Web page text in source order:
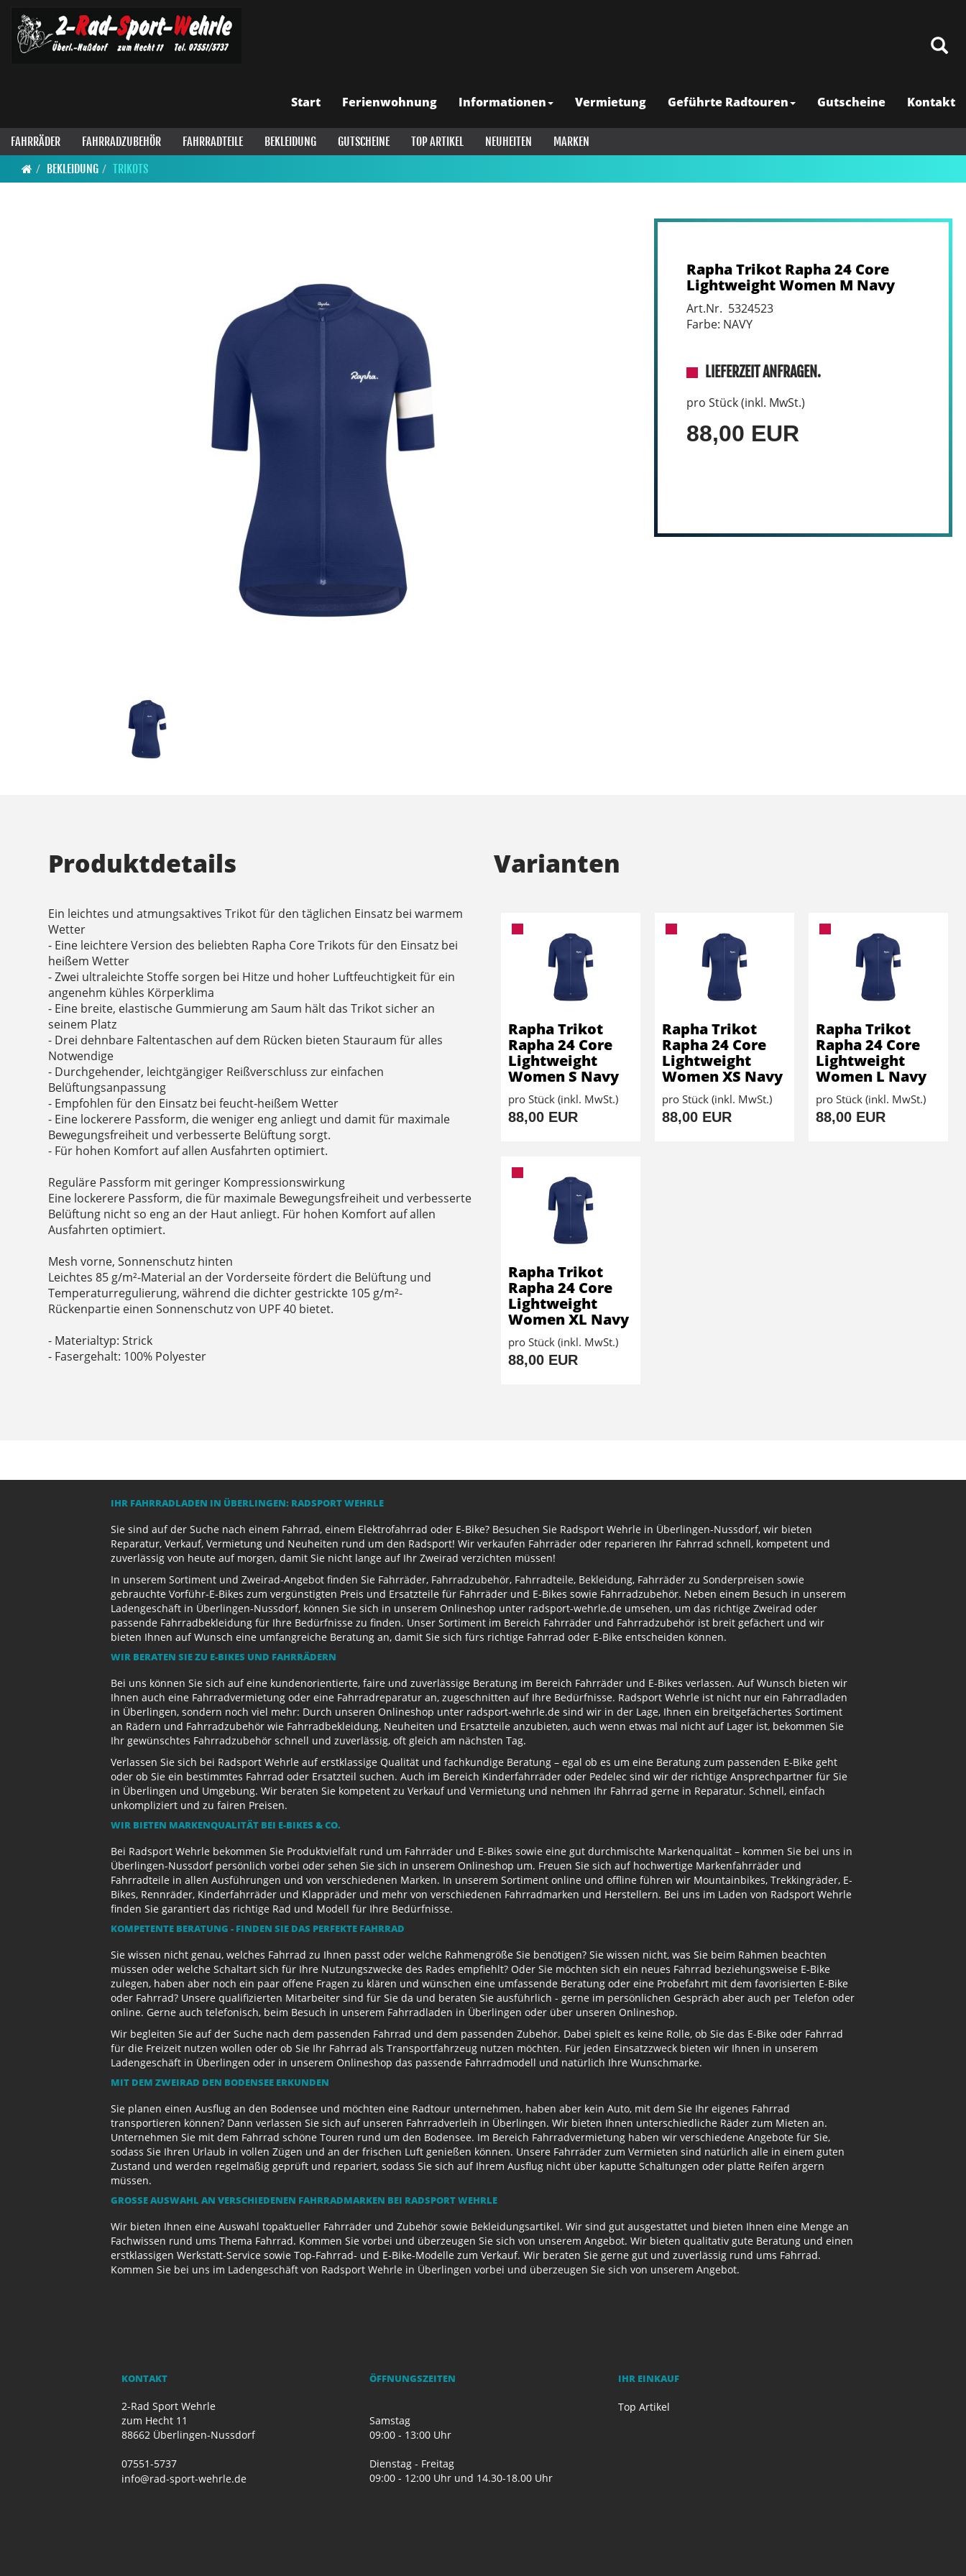
Start Ferienwohnung Informationen Vermietung Geführte Radtouren Gutscheine Kontakt
FAHRRÄDER FAHRRADZUBEHÖR FAHRRADTEILE BEKLEIDUNG GUTSCHEINE TOP ARTIKEL NEUHEITEN
MARKEN
BEKLEIDUNG
TRIKOTS
Rapha Trikot Rapha 24 Core
Lightweight Women M Navy
Art.Nr. 5324523
Farbe: NAVY
LIEFERZEIT ANFRAGEN.
pro Stück (inkl. MwSt.)
88,00 EUR
Produktdetails
Ein leichtes und atmungsaktives Trikot für den täglichen Einsatz bei warmem
Wetter
- Eine leichtere Version des beliebten Rapha Core Trikots für den Einsatz bei
heißem Wetter
- Zwei ultraleichte Stoffe sorgen bei Hitze und hoher Luftfeuchtigkeit für ein
angenehm kühles Körperklima
- Eine breite, elastische Gummierung am Saum hält das Trikot sicher an
seinem Platz
- Drei dehnbare Faltentaschen auf dem Rücken bieten Stauraum für alles
Notwendige
- Durchgehender, leichtgängiger Reißverschluss zur einfachen
Belüftungsanpassung
- Empfohlen für den Einsatz bei feucht-heißem Wetter
- Eine lockerere Passform, die weniger eng anliegt und damit für maximale
Bewegungsfreiheit und verbesserte Belüftung sorgt.
- Für hohen Komfort auf allen Ausfahrten optimiert.
Reguläre Passform mit geringer Kompressionswirkung
Eine lockerere Passform, die für maximale Bewegungsfreiheit und verbesserte
Belüftung nicht so eng an der Haut anliegt. Für hohen Komfort auf allen
Ausfahrten optimiert.
Mesh vorne, Sonnenschutz hinten
Leichtes 85 g/m²-Material an der Vorderseite fördert die Belüftung und
Temperaturregulierung, während die dichter gestrickte 105 g/m²-
Rückenpartie einen Sonnenschutz von UPF 40 bietet.
- Materialtyp: Strick
- Fasergehalt: 100% Polyester
Varianten
Rapha Trikot
Rapha 24 Core
Lightweight
Women S Navy
pro Stück (inkl. MwSt.)
88,00 EUR
Rapha Trikot
Rapha 24 Core
Lightweight
Women XS Navy
pro Stück (inkl. MwSt.)
88,00 EUR
Rapha Trikot
Rapha 24 Core
Lightweight
Women L Navy
pro Stück (inkl. MwSt.)
88,00 EUR
Rapha Trikot
Rapha 24 Core
Lightweight
Women XL Navy
pro Stück (inkl. MwSt.)
88,00 EUR
IHR FAHRRADLADEN IN ÜBERLINGEN: RADSPORT WEHRLE
Sie sind auf der Suche nach einem Fahrrad, einem Elektrofahrrad oder E-Bike? Besuchen Sie Radsport Wehrle in Überlingen-Nussdorf, wir bieten
Reparatur, Verkauf, Vermietung und Neuheiten rund um den Radsport! Wir verkaufen Fahrräder oder reparieren Ihr Fahrrad schnell, kompetent und
zuverlässig von heute auf morgen, damit Sie nicht lange auf Ihr Zweirad verzichten müssen!
In unserem Sortiment und Zweirad-Angebot finden Sie Fahrräder, Fahrradzubehör, Fahrradteile, Bekleidung, Fahrräder zu Sonderpreisen sowie
gebrauchte Vorführ-E-Bikes zum vergünstigten Preis und Ersatzteile für Fahrräder und E-Bikes sowie Fahrradzubehör. Neben einem Besuch in unserem
Ladengeschäft in Überlingen-Nussdorf, können Sie sich in unserem Onlineshop unter radsport-wehrle.de umsehen, um das richtige Zweirad oder
passende Fahrradbekleidung für Ihre Bedürfnisse zu finden. Unser Sortiment im Bereich Fahrräder und Fahrradzubehör ist breit gefächert und wir
bieten Ihnen auf Wunsch eine umfangreiche Beratung an, damit Sie sich fürs richtige Fahrrad oder E-Bike entscheiden können.
WIR BERATEN SIE ZU E-BIKES UND FAHRRÄDERN
Bei uns können Sie sich auf eine kundenorientierte, faire und zuverlässige Beratung im Bereich Fahrräder und E-Bikes verlassen. Auf Wunsch bieten wir
Ihnen auch eine Fahrradvermietung oder eine Fahrradreparatur an, zugeschnitten auf Ihre Bedürfnisse. Radsport Wehrle ist nicht nur ein Fahrradladen
in Überlingen, sondern noch viel mehr: Durch unseren Onlineshop unter radsport-wehrle.de sind wir in der Lage, Ihnen ein breitgefächertes Sortiment
an Rädern und Fahrradzubehör wie Fahrradbekleidung, Neuheiten und Ersatzteile anzubieten, auch wenn etwas mal nicht auf Lager ist, bekommen Sie
Ihr gewünschtes Fahrradzubehör schnell und zuverlässig, oft gleich am nächsten Tag.
Verlassen Sie sich bei Radsport Wehrle auf erstklassige Qualität und fachkundige Beratung – egal ob es um eine Beratung zum passenden E-Bike geht
oder ob Sie ein bestimmtes Fahrrad oder Ersatzteil suchen. Auch im Bereich Kinderfahrräder oder Pedelec sind wir der richtige Ansprechpartner für Sie
in Überlingen und Umgebung. Wir beraten Sie kompetent zu Verkauf und Vermietung und nehmen Ihr Fahrrad gerne in Reparatur. Schnell, einfach
unkompliziert und zu fairen Preisen.
WIR BIETEN MARKENQUALITÄT BEI E-BIKES & CO.
Bei Radsport Wehrle bekommen Sie Produktvielfalt rund um Fahrräder und E-Bikes sowie eine gut durchmischte Markenqualität – kommen Sie bei uns in
Überlingen-Nussdorf persönlich vorbei oder sehen Sie sich in unserem Onlineshop um. Freuen Sie sich auf hochwertige Markenfahrräder und
Fahrradteile in allen Ausführungen und von verschiedenen Marken. In unserem Sortiment online und offline führen wir Mountainbikes, Trekkingräder, E-
Bikes, Rennräder, Kinderfahrräder und Klappräder und mehr von verschiedenen Fahrradmarken und Herstellern. Bei uns im Laden von Radsport Wehrle
finden Sie garantiert das richtige Rad und Modell für Ihre Bedürfnisse.
KOMPETENTE BERATUNG - FINDEN SIE DAS PERFEKTE FAHRRAD
Sie wissen nicht genau, welches Fahrrad zu Ihnen passt oder welche Rahmengröße Sie benötigen? Sie wissen nicht, was Sie beim Rahmen beachten
müssen oder welche Schaltart sich für Ihre Nutzungszwecke des Rades empfiehlt? Oder Sie möchten sich ein neues Fahrrad beziehungsweise E-Bike
zulegen, haben aber noch ein paar offene Fragen zu klären und wünschen eine umfassende Beratung oder eine Probefahrt mit dem favorisierten E-Bike
oder Fahrrad? Unsere qualifizierten Mitarbeiter sind für Sie da und beraten Sie ausführlich - gerne im persönlichen Gespräch aber auch per Telefon oder
online. Gerne auch telefonisch, beim Besuch in unserem Fahrradladen in Überlingen oder über unseren Onlineshop.
Wir begleiten Sie auf der Suche nach dem passenden Fahrrad und dem passenden Zubehör. Dabei spielt es keine Rolle, ob Sie das E-Bike oder Fahrrad
für die Freizeit nutzen wollen oder ob Sie Ihr Fahrrad als Transportfahrzeug nutzen möchten. Für jeden Einsatzzweck bieten wir Ihnen in unserem
Ladengeschäft in Überlingen oder in unserem Onlineshop das passende Fahrradmodell und natürlich Ihre Wunschmarke.
MIT DEM ZWEIRAD DEN BODENSEE ERKUNDEN
Sie planen einen Ausflug an den Bodensee und möchten eine Radtour unternehmen, haben aber kein Auto, mit dem Sie Ihr eigenes Fahrrad
transportieren können? Dann verlassen Sie sich auf unseren Fahrradverleih in Überlingen. Wir bieten Ihnen unterschiedliche Räder zum Mieten an.
Unternehmen Sie mit dem Fahrrad schöne Touren rund um den Bodensee. Im Bereich Fahrradvermietung haben wir verschiedene Angebote für Sie,
sodass Sie Ihren Urlaub in vollen Zügen und an der frischen Luft genießen können. Unsere Fahrräder zum Vermieten sind natürlich alle in einem guten
Zustand und werden regelmäßig geprüft und repariert, sodass Sie sich auf Ihrem Ausflug nicht über kaputte Schaltungen oder platte Reifen ärgern
müssen.
GROSSE AUSWAHL AN VERSCHIEDENEN FAHRRADMARKEN BEI RADSPORT WEHRLE
Wir bieten Ihnen eine Auswahl topaktueller Fahrräder und Zubehör sowie Bekleidungsartikel. Wir sind gut ausgestattet und bieten Ihnen eine Menge an
Fachwissen rund ums Thema Fahrrad. Kommen Sie vorbei und überzeugen Sie sich von unserem Angebot. Wir bieten qualitativ gute Beratung und einen
erstklassigen Werkstatt-Service sowie Top-Fahrrad- und E-Bike-Modelle zum Verkauf. Wir beraten Sie gerne gut und zuverlässig rund ums Fahrrad.
Kommen Sie bei uns im Ladengeschäft von Radsport Wehrle in Überlingen vorbei und überzeugen Sie sich von unserem Angebot.
KONTAKT
2-Rad Sport Wehrle
zum Hecht 11
88662 Überlingen-Nussdorf
07551-5737
info@rad-sport-wehrle.de
ÖFFNUNGSZEITEN
Samstag
09:00 - 13:00 Uhr
Dienstag - Freitag
09:00 - 12:00 Uhr und 14.30-18.00 Uhr
IHR EINKAUF
Top Artikel